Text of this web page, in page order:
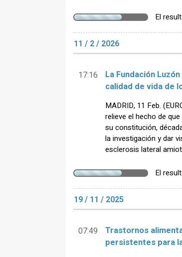
El
11 / 2 / 2026
17:16
La Fundación
calidad de vida de
MADRID, 11 Feb.
relieve el hecho de
su constitución,
la investigación y dar
esclerosis lateral
El
19 / 11 / 2025
07:49
Trastornos
persistentes para